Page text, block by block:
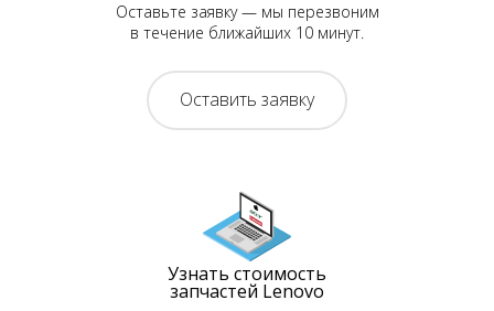
Оставьте заявку — мы перезвоним
в течение ближайших 10 минут.
Оставить заявку
Узнать стоимость
запчастей Lenovo